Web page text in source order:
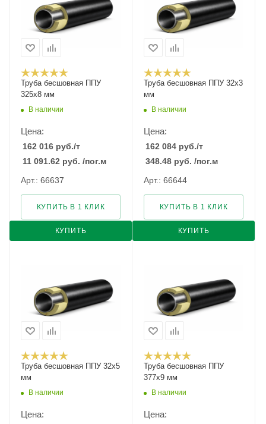
Труба бесшовная ППУ
325х8 мм
В наличии
Цена:
162 016 руб./т
11 091.62 руб. /пог.м
Арт.: 66637
КУПИТЬ
КУПИТЬ В 1 КЛИК
Труба бесшовная ППУ 32х3
мм
В наличии
Цена:
162 084 руб./т
348.48 руб. /пог.м
Арт.: 66644
КУПИТЬ
КУПИТЬ В 1 КЛИК
Труба бесшовная ППУ 32х5
мм
В наличии
Цена:
Труба бесшовная ППУ
377х9 мм
В наличии
Цена: